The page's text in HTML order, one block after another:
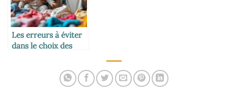
Les erreurs à éviter
dans le choix des